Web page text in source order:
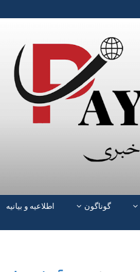
گوناگون اطلاعیه و بیانیه